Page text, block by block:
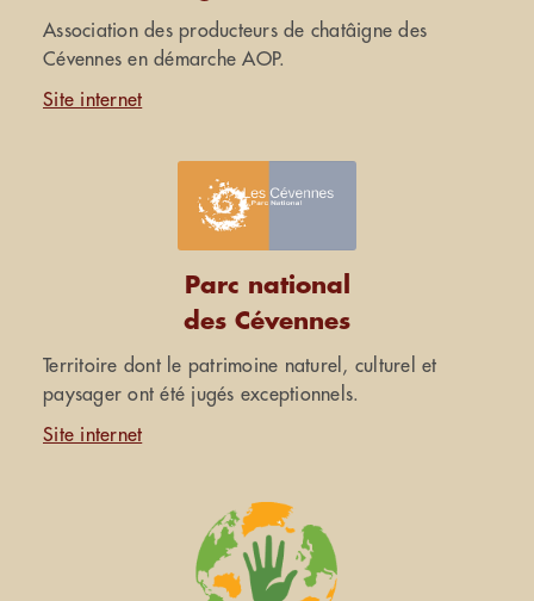
Association des producteurs de chatâigne des
Cévennes en démarche AOP.
Site internet
Parc national
des Cévennes
Territoire dont le patrimoine naturel, culturel et
paysager ont été jugés exceptionnels.
Site internet